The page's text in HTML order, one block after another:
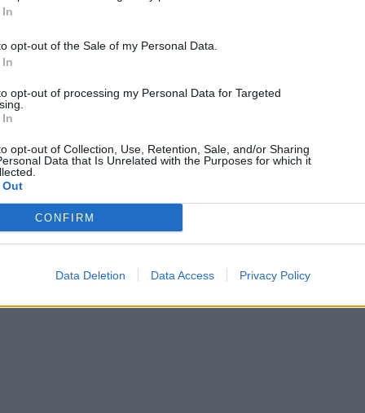
opt-out of the Sale of my Personal Data.
opt-out of processing my Personal Data for Targeted
opt-out of Collection, Use, Retention, Sale, and/or Sharing
Data that Is Unrelated with the Purposes for which it
CONFIRM
Data Deletion Data Access Privacy Policy